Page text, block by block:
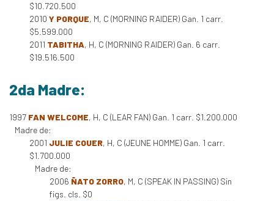
$10.720.500
2010 Y PORQUE, M, C (MORNING RAIDER) Gan. 1 carr.
$5.599.000
2011 TABITHA, H, C (MORNING RAIDER) Gan. 6 carr.
$19.516.500
2da Madre:
1997 FAN WELCOME, H, C (LEAR FAN) Gan. 1 carr. $1.200.000
Madre de:
2001 JULIE COUER, H, C (JEUNE HOMME) Gan. 1 carr.
$1.700.000
Madre de:
2006 ÑATO ZORRO, M, C (SPEAK IN PASSING) Sin
figs. cls. $0